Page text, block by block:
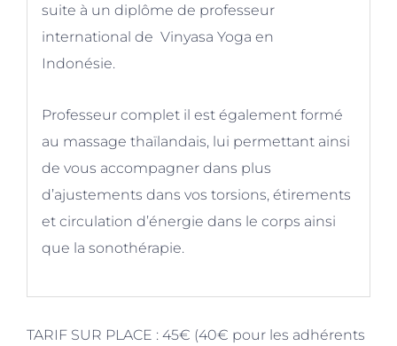
suite à un diplôme de professeur
international de Vinyasa Yoga en
Indonésie.
Professeur complet il est également formé
au massage thaïlandais, lui permettant ainsi
de vous accompagner dans plus
d’ajustements dans vos torsions, étirements
et circulation d’énergie dans le corps ainsi
que la sonothérapie.
TARIF SUR PLACE : 45€ (40€ pour les adhérents